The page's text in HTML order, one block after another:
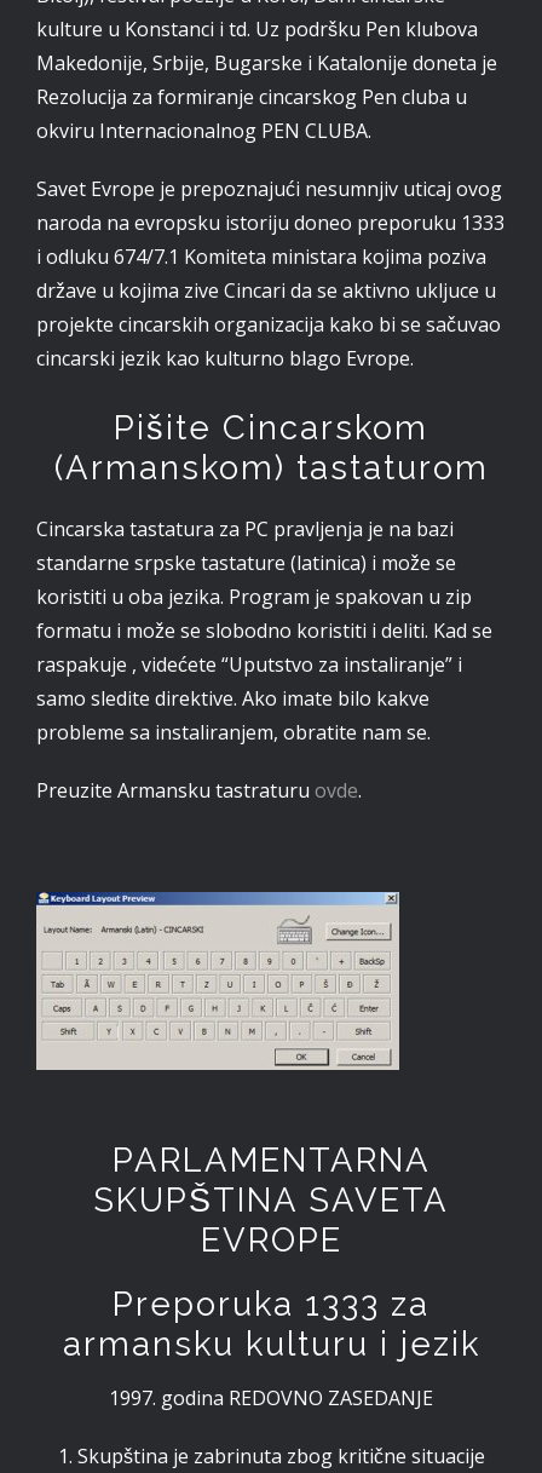
kulture u Konstanci i td. Uz podršku Pen klubova
Makedonije, Srbije, Bugarske i Katalonije doneta je
Rezolucija za formiranje cincarskog Pen cluba u
okviru Internacionalnog PEN CLUBA.
Savet Evrope je prepoznajući nesumnjiv uticaj ovog
naroda na evropsku istoriju doneo preporuku 1333
i odluku 674/7.1 Komiteta ministara kojima poziva
države u kojima zive Cincari da se aktivno ukljuce u
projekte cincarskih organizacija kako bi se sačuvao
cincarski jezik kao kulturno blago Evrope.
Pišite Cincarskom
(Armanskom) tastaturom
Cincarska tastatura za PC pravljenja je na bazi
standarne srpske tastature (latinica) i može se
koristiti u oba jezika. Program je spakovan u zip
formatu i može se slobodno koristiti i deliti. Kad se
raspakuje , videćete “Uputstvo za instaliranje” i
samo sledite direktive. Ako imate bilo kakve
probleme sa instaliranjem, obratite nam se.
Preuzite Armansku tastraturu ovde.
PARLAMENTARNA
SKUPŠTINA SAVETA
EVROPE
Preporuka 1333 za
armansku kulturu i jezik
1997. godina REDOVNO ZASEDANJE
1. Skupština je zabrinuta zbog kritične situacije